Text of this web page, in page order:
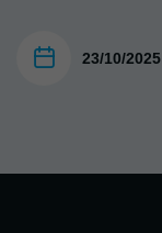
23/10/2025